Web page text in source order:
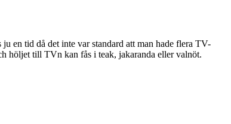
en tid då det inte var standard att man hade flera TV-
höljet till TVn kan fås i teak, jakaranda eller valnöt.